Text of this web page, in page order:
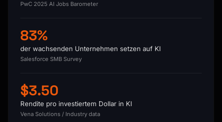
PwC 2025 AI Jobs Barometer
83%
der wachsenden Unternehmen setzen auf KI
Salesforce SMB Survey
$3.50
Rendite pro investiertem Dollar in KI
Vena Solutions / Industry data